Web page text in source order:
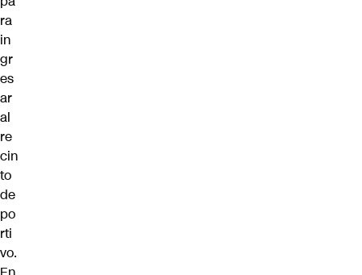
ra
in
gr
es
ar
al
re
cin
to
de
po
rti
vo.